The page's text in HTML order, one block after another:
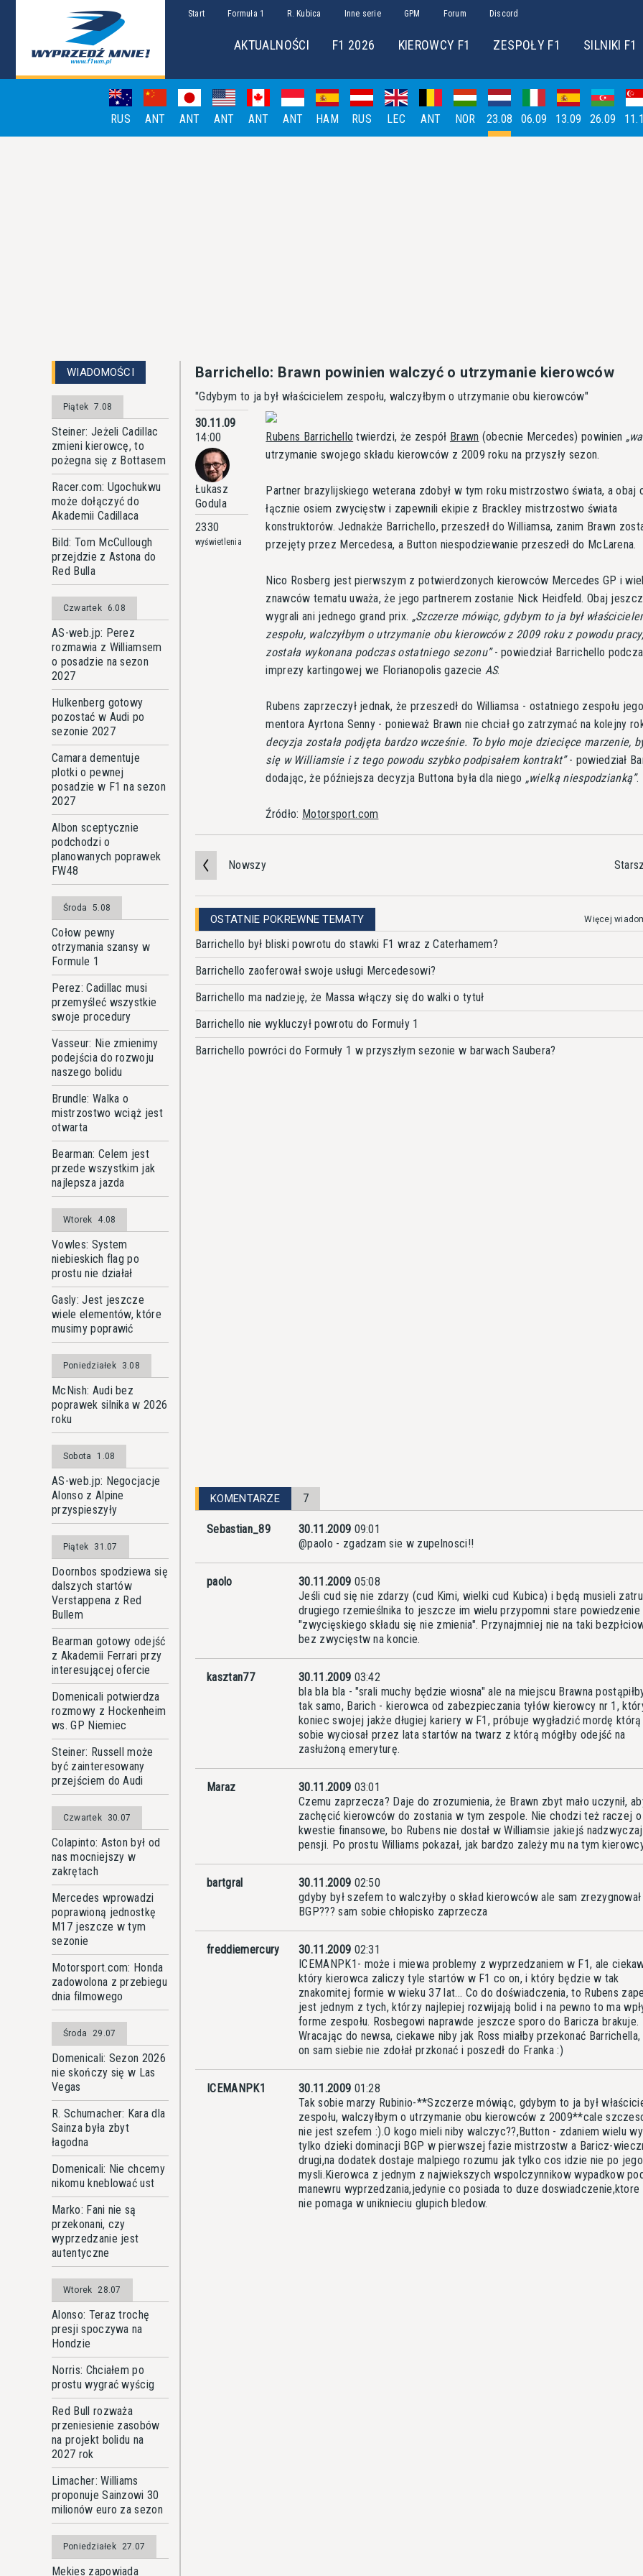
Start Formuła 1 R. Kubica Inne serie GPM Forum Discord
AKTUALNOŚCI F1 2026 KIEROWCY F1 ZESPOŁY F1 SILNIKI F1
RUS ANT ANT ANT ANT ANT HAM RUS LEC ANT NOR 23.08 06.09 13.09 26.09
WIADOMOŚCI
Piątek 7.08
Steiner: Jeżeli Cadillac
zmieni kierowcę, to
pożegna się z Bottasem
Racer.com: Ugochukwu
może dołączyć do
Akademii Cadillaca
Bild: Tom McCullough
przejdzie z Astona do
Red Bulla
Czwartek 6.08
AS-web.jp: Perez
rozmawia z Williamsem
o posadzie na sezon
2027
Hulkenberg gotowy
pozostać w Audi po
sezonie 2027
Camara dementuje
plotki o pewnej
posadzie w F1 na sezon
2027
Albon sceptycznie
podchodzi o
planowanych poprawek
FW48
Środa 5.08
Cołow pewny
otrzymania szansy w
Formule 1
Perez: Cadillac musi
przemyśleć wszystkie
swoje procedury
Vasseur: Nie zmienimy
podejścia do rozwoju
naszego bolidu
Brundle: Walka o
mistrzostwo wciąż jest
otwarta
Bearman: Celem jest
przede wszystkim jak
najlepsza jazda
Wtorek 4.08
Vowles: System
niebieskich flag po
prostu nie działał
Gasly: Jest jeszcze
wiele elementów, które
musimy poprawić
Poniedziałek 3.08
McNish: Audi bez
poprawek silnika w 2026
roku
Sobota 1.08
AS-web.jp: Negocjacje
Alonso z Alpine
przyspieszyły
Piątek 31.07
Doornbos spodziewa się
dalszych startów
Verstappena z Red
Bullem
Bearman gotowy odejść
z Akademii Ferrari przy
interesującej ofercie
Domenicali potwierdza
rozmowy z Hockenheim
ws. GP Niemiec
Steiner: Russell może
być zainteresowany
przejściem do Audi
Czwartek 30.07
Colapinto: Aston był od
nas mocniejszy w
zakrętach
Mercedes wprowadzi
poprawioną jednostkę
M17 jeszcze w tym
sezonie
Motorsport.com: Honda
zadowolona z przebiegu
dnia filmowego
Środa 29.07
Domenicali: Sezon 2026
nie skończy się w Las
Vegas
R. Schumacher: Kara dla
Sainza była zbyt
łagodna
Domenicali: Nie chcemy
nikomu kneblować ust
Marko: Fani nie są
przekonani, czy
wyprzedzanie jest
autentyczne
Wtorek 28.07
Alonso: Teraz trochę
presji spoczywa na
Hondzie
Norris: Chciałem po
prostu wygrać wyścig
Red Bull rozważa
przeniesienie zasobów
na projekt bolidu na
2027 rok
Limacher: Williams
proponuje Sainzowi 30
milionów euro za sezon
Poniedziałek 27.07
Mekies zapowiada
Barrichello: Brawn powinien walczyć o utrzymanie kierowców
"Gdybym to ja był właścicielem zespołu, walczyłbym o utrzymanie obu kierowców"
30.11.09
14:00
Łukasz
Godula
2330
wyświetlenia
Rubens Barrichello twierdzi, że zespół Brawn (obecnie Mercedes) powinien
utrzymanie swojego składu kierowców z 2009 roku na przyszły sezon.
Partner brazylijskiego weterana zdobył w tym roku mistrzostwo świata, a obaj
łącznie osiem zwycięstw i zapewnili ekipie z Brackley mistrzostwo świata
konstruktorów. Jednakże Barrichello, przeszedł do Williamsa, zanim Brawn
przejęty przez Mercedesa, a Button niespodziewanie przeszedł do McLarena.
Nico Rosberg jest pierwszym z potwierdzonych kierowców Mercedes GP i
znawców tematu uważa, że jego partnerem zostanie Nick Heidfeld. Obaj
wygrali ani jednego grand prix. Szczerze mówiąc, gdybym to ja był
zespołu, walczyłbym o utrzymanie obu kierowców z 2009 roku z powodu
została wykonana podczas ostatniego sezonu - powiedział Barrichello
imprezy kartingowej we Florianopolis gazecie AS.
Rubens zaprzeczył jednak, że przeszedł do Williamsa - ostatniego zespołu jego
mentora Ayrtona Senny - ponieważ Brawn nie chciał go zatrzymać na kolejny
decyzja została podjęta bardzo wcześnie. To było moje dziecięce marzenie,
się w Williamsie i z tego powodu szybko podpisałem kontrakt - powiedział
dodając, że późniejsza decyzja Buttona była dla niego
wielką niespodzianką .
Źródło: Motorsport.com
Nowszy
OSTATNIE POKREWNE TEMATY Więcej
Barrichello był bliski powrotu do stawki F1 wraz z Caterhamem?
Barrichello zaoferował swoje usługi Mercedesowi?
Barrichello ma nadzieję, że Massa włączy się do walki o tytuł
Barrichello nie wykluczył powrotu do Formuły 1
Barrichello powróci do Formuły 1 w przyszłym sezonie w barwach Saubera?
KOMENTARZE 7
Sebastian_89 30.11.2009 09:01
@paolo - zgadzam sie w zupelnosci!!
paolo 30.11.2009 05:08
Jeśli cud się nie zdarzy (cud Kimi, wielki cud Kubica) i będą musieli
drugiego rzemieślnika to jeszcze im wielu przypomni stare powiedzenie
"zwycięskiego składu się nie zmienia". Przynajmniej nie na taki
bez zwycięstw na koncie.
kasztan77 30.11.2009 03:42
bla bla bla - "srali muchy będzie wiosna" ale na miejscu Brawna
tak samo, Barich - kierowca od zabezpieczania tyłów kierowcy nr 1,
koniec swojej jakże długiej kariery w F1, próbuje wygładzić mordę którą
sobie wyciosał przez lata startów na twarz z którą mógłby odejść na
zasłużoną emeryturę.
Maraz 30.11.2009 03:01
Czemu zaprzecza? Daje do zrozumienia, że Brawn zbyt mało uczynił,
zachęcić kierowców do zostania w tym zespole. Nie chodzi też raczej o
kwestie finansowe, bo Rubens nie dostał w Williamsie jakiejś
pensji. Po prostu Williams pokazał, jak bardzo zależy mu na tym
bartgral 30.11.2009 02:50
gdyby był szefem to walczyłby o skład kierowców ale sam
BGP??? sam sobie chłopisko zaprzecza
freddiemercury 30.11.2009 02:31
ICEMANPK1- może i miewa problemy z wyprzedzaniem w F1, ale
który kierowca zaliczy tyle startów w F1 co on, i który będzie w tak
znakomitej formie w wieku 37 lat... Co do doświadczenia, to Rubens
jest jednym z tych, którzy najlepiej rozwijają bolid i na pewno to ma
forme zespołu. Rosbegowi naprawde jeszcze sporo do Baricza brakuje.
Wracając do newsa, ciekawe niby jak Ross miałby przekonać
on sam siebie nie zdołał przkonać i poszedł do Franka :)
ICEMANPK1 30.11.2009 01:28
Tak sobie marzy Rubinio-**Szczerze mówiąc, gdybym to ja był
zespołu, walczyłbym o utrzymanie obu kierowców z 2009**cale
nie jest szefem :).O kogo mieli niby walczyc??,Button - zdaniem wielu
tylko dzieki dominacji BGP w pierwszej fazie mistrzostw a Baricz-
drugi,na dodatek dostaje malpiego rozumu jak tylko cos idzie nie po jego
mysli.Kierowca z jednym z najwiekszych wspolczynnikow wypadkow
manewru wyprzedzania,jedynie co posiada to duze doswiadczenie,ktore
nie pomaga w uniknieciu glupich bledow.